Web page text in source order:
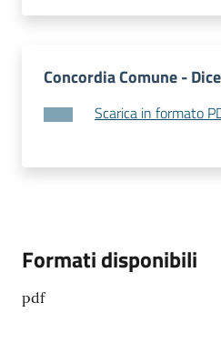
Concordia Comune -
Scarica in formato
Formati disponibili
pdf